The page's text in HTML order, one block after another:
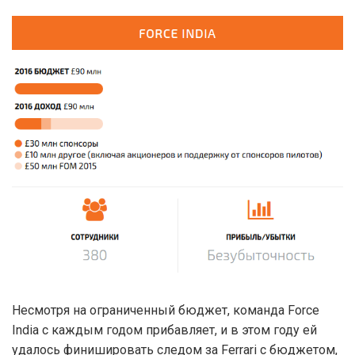
Несмотря на ограниченный бюджет, команда Force
India с каждым годом прибавляет, и в этом году ей
удалось финишировать следом за Ferrari с бюджетом,